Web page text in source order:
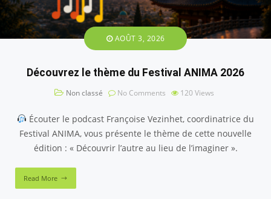
AOÛT 3, 2026
Découvrez le thème du Festival ANIMA 2026
Non classé No Comments 120 Views
Écouter le podcast Françoise Vezinhet, coordinatrice du
Festival ANIMA, vous présente le thème de cette nouvelle
édition : « Découvrir l’autre au lieu de l’imaginer ».
Read More